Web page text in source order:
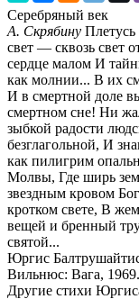
Серебряный век
А. Скрябину
свет — сквозь свет
сердце малом И
как молнии... В их
И в смертной доле
смертном сне! Ни
зыбкой радости
безглагольной, И
как пилигрим
Молвы, Где ширь
звездным кровом
кротком свете, В
вещей и бренный
святой...
Юргис
Вильнюс: Вага, 1969.
Другие стихи